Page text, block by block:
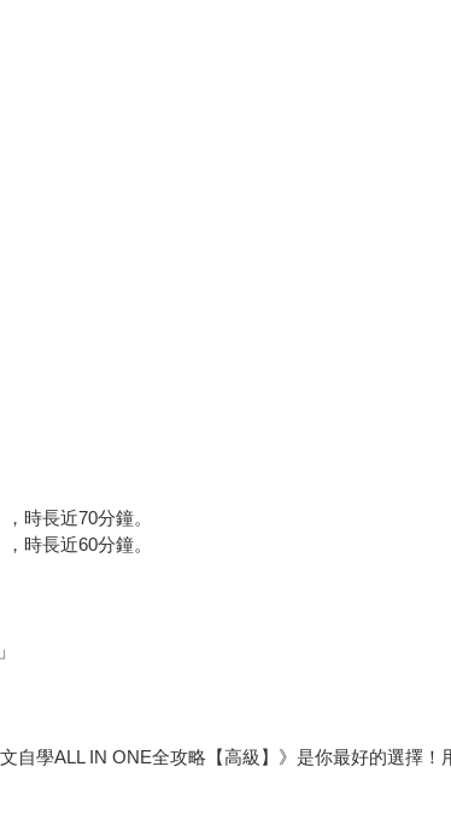
時長近70分鐘。
時長近60分鐘。
學ALL IN ONE全攻略【高級】》是你最好的選擇！